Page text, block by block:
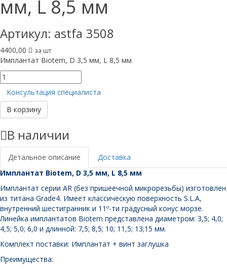
мм, L 8,5 мм
Артикул: astfa 3508
4400,00 за шт
Имплантат Biotem, D 3,5 мм, L 8,5 мм
Количество
товара
Имплантат
Biotem,
D
мм,
L
8,5
мм
Консультация специалиста
В корзину
В наличии
Детальное описание
Доставка
Имплантат Biotem, D 3,5 мм, L 8,5 мм
Имплантат серии AR (без пришеечной микрорезьбы) изготовлен
из титана Grade4. Имеет классическую поверхность S.L.A,
внутренний шестигранник и 11º-ти градусный конус морзе.
Линейка имплантатов Biotem представлена диаметром: 3,5; 4,0;
4,5; 5,0; 6,0 и длинной: 7,5; 8,5; 10; 11,5; 13;15 мм.
Комплект поставки: Имплантат + винт заглушка
Преимущества: